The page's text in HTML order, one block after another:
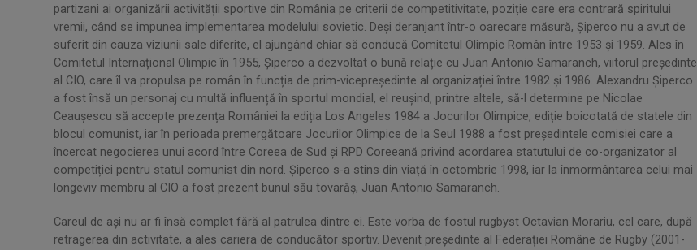
partizani ai organizării activității sportive din România pe criterii de competitivitate, poziție care era contrară spiritului
vremii, când se impunea implementarea modelului sovietic. Deși deranjant într-o oarecare măsură, Șiperco nu a avut de
suferit din cauza viziunii sale diferite, el ajungând chiar să conducă Comitetul Olimpic Român între 1953 și 1959. Ales în
Comitetul Internațional Olimpic în 1955, Șiperco a dezvoltat o bună relație cu Juan Antonio Samaranch, viitorul președinte
al CIO, care îl va propulsa pe român în funcția de prim-vicepreședinte al organizației între 1982 și 1986. Alexandru Șiperco
a fost însă un personaj cu multă influență în sportul mondial, el reușind, printre altele, să-l determine pe Nicolae
Ceaușescu să accepte prezența României la ediția Los Angeles 1984 a Jocurilor Olimpice, ediție boicotată de statele din
blocul comunist, iar în perioada premergătoare Jocurilor Olimpice de la Seul 1988 a fost președintele comisiei care a
încercat negocierea unui acord între Coreea de Sud și RPD Coreeană privind acordarea statutului de co-organizator al
competiției pentru statul comunist din nord. Șiperco s-a stins din viață în octombrie 1998, iar la înmormântarea celui mai
longeviv membru al CIO a fost prezent bunul său tovarăș, Juan Antonio Samaranch.
Careul de ași nu ar fi însă complet fără al patrulea dintre ei. Este vorba de fostul rugbyst Octavian Morariu, cel care, după
retragerea din activitate, a ales cariera de conducător sportiv. Devenit președinte al Federației Române de Rugby (2001-